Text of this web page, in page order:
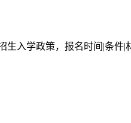
入学政策，报名时间|条件|